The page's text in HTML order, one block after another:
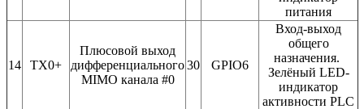
питания
14 TX0+
Плюсовой выход
дифференциального
MIMO канала #0
30 GPIO6
Вход-выход
общего
назначения.
Зелёный LED-
индикатор
активности PLC